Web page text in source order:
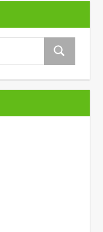
Zoeken